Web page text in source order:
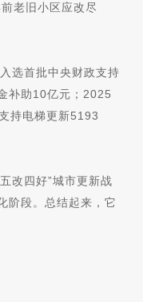
老旧小区应改尽
选首批中央财政支持
补助10亿元；2025
持电梯更新5193
改四好”城市更新战
阶段。总结起来，它